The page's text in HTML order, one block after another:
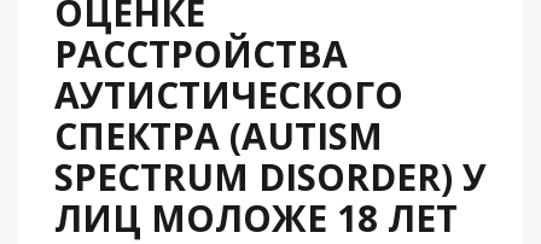
ОЦЕНКЕ
РАССТРОЙСТВА
АУТИСТИЧЕСКОГО
СПЕКТРА (AUTISM
SPECTRUM DISORDER) У
ЛИЦ МОЛОЖЕ 18 ЛЕТ